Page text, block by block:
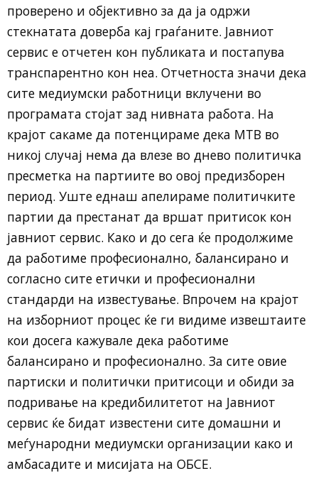
проверено и објективно за да ја одржи
стекнатата доверба кај граѓаните. Јавниот
сервис е отчетен кон публиката и постапува
транспарентно кон неа. Отчетноста значи дека
сите медиумски работници вклучени во
програмата стојат зад нивната работа. На
крајот сакаме да потенцираме дека МТВ во
никој случај нема да влезе во днево политичка
пресметка на партиите во овој предизборен
период. Уште еднаш апелираме политичките
партии да престанат да вршат притисок кон
јавниот сервис. Како и до сега ќе продолжиме
да работиме професионално, балансирано и
согласно сите етички и професионални
стандарди на известување. Впрочем на крајот
на изборниот процес ќе ги видиме извештаите
кои досега кажувале дека работиме
балансирано и професионално. За сите овие
партиски и политички притисоци и обиди за
подривање на кредибилитетот на Јавниот
сервис ќе бидат известени сите домашни и
меѓународни медиумски организации како и
амбасадите и мисијата на ОБСЕ.